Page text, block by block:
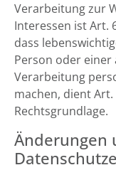
Verarbeitung zur
Interessen ist Art.
dass
Person oder
Verarbeitung
machen, dient Art.
Rechtsgrundlage.
Änderungen